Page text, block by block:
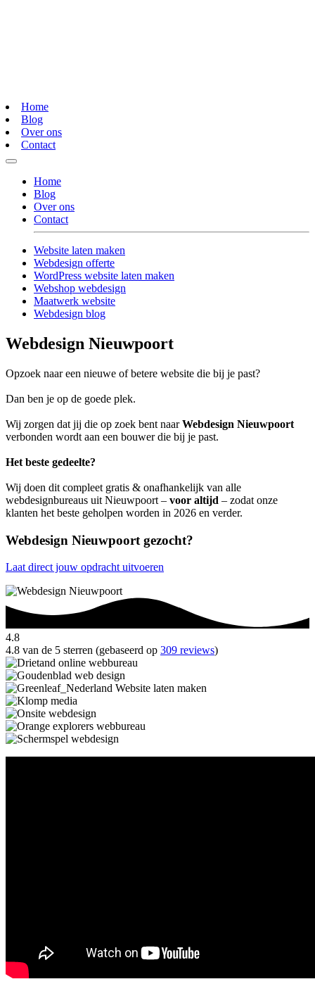
Home
Blog
Over ons
Contact
Home
Blog
Over ons
Contact
Website laten maken
Webdesign offerte
WordPress website laten maken
Webshop webdesign
Maatwerk website
Webdesign blog
Webdesign Nieuwpoort
Opzoek naar een nieuwe of betere website die bij je past?
Dan ben je op de goede plek.
Wij zorgen dat jij die op zoek bent naarWebdesign Nieuwpoort
verbonden wordt aan een bouwer die bij je past.
Het beste gedeelte?
Wij doen dit compleet gratis & onafhankelijk van alle
webdesignbureaus uit Nieuwpoort – voor altijd – zodat onze
klanten het beste geholpen worden in 2026 en verder.
Webdesign Nieuwpoort gezocht?
Laat direct jouw opdracht uitvoeren
4.8
4.8 van de 5 sterren (gebaseerd op 309 reviews)